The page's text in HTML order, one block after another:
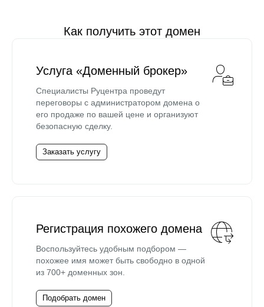
Как получить этот домен
Услуга «Доменный брокер»
Специалисты Руцентра проведут
переговоры с администратором домена о
его продаже по вашей цене и организуют
безопасную сделку.
Заказать услугу
Регистрация похожего домена
Воспользуйтесь удобным подбором —
похожее имя может быть свободно в одной
из 700+ доменных зон.
Подобрать домен